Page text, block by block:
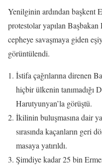
Yenilginin ardından başkent
protestolar yapılan
cepheye savaşmaya giden
görüntülendi.
İstifa çağrılarına direnen
hiçbir ülkenin tanımadığı
Harutyunyan’la görüştü.
İkilinin buluşmasına dair
sırasında kaçanların geri
masaya yatırıldı.
Şimdiye kadar 25 bin